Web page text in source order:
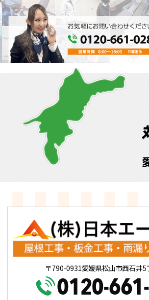
〒790-0931愛媛県松山市西石井5